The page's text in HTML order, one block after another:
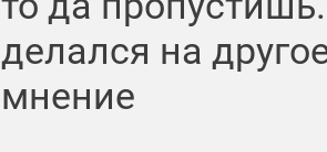
делался на
мнение